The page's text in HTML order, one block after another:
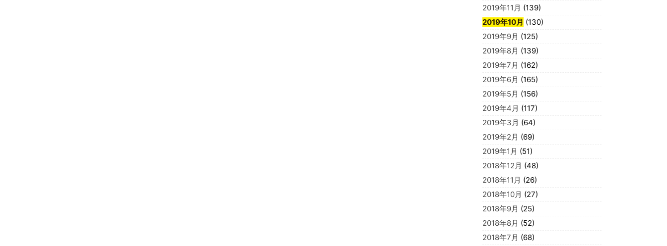
2019年11月 (139)
2019年10月 (130)
2019年9月 (125)
2019年8月 (139)
2019年7月 (162)
2019年6月 (165)
2019年5月 (156)
2019年4月 (117)
2019年3月 (64)
2019年2月 (69)
2019年1月 (51)
2018年12月 (48)
2018年11月 (26)
2018年10月 (27)
2018年9月 (25)
2018年8月 (52)
2018年7月 (68)